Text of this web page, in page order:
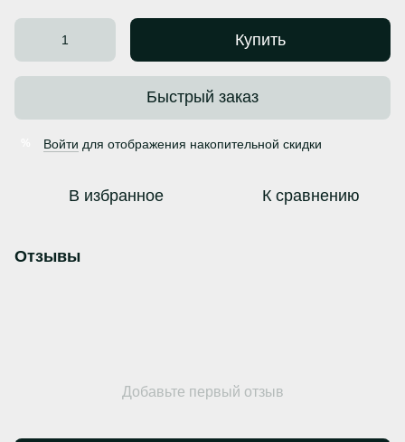
Купить
Быстрый заказ
Войти для отображения накопительной скидки
В избранное К сравнению
Отзывы
Добавьте первый отзыв